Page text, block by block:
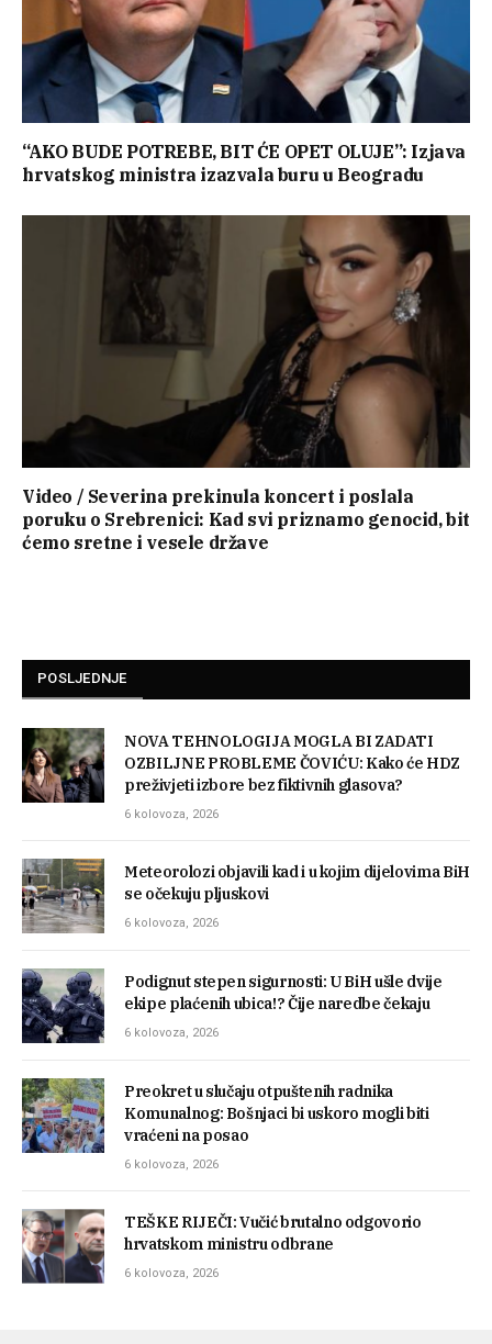
“AKO BUDE POTREBE, BIT ĆE OPET OLUJE”: Izjava
hrvatskog ministra izazvala buru u Beogradu
Video / Severina prekinula koncert i poslala
poruku o Srebrenici: Kad svi priznamo genocid, bit
ćemo sretne i vesele države
POSLJEDNJE
NOVA TEHNOLOGIJA MOGLA BI ZADATI
OZBILJNE PROBLEME ČOVIĆU: Kako će HDZ
preživjeti izbore bez fiktivnih glasova?
6 kolovoza, 2026
Meteorolozi objavili kad i u kojim dijelovima BiH
se očekuju pljuskovi
6 kolovoza, 2026
Podignut stepen sigurnosti: U BiH ušle dvije
ekipe plaćenih ubica!? Čije naredbe čekaju
6 kolovoza, 2026
Preokret u slučaju otpuštenih radnika
Komunalnog: Bošnjaci bi uskoro mogli biti
vraćeni na posao
6 kolovoza, 2026
TEŠKE RIJEČI: Vučić brutalno odgovorio
hrvatskom ministru odbrane
6 kolovoza, 2026